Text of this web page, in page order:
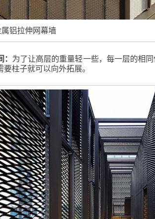
铝拉伸网幕墙
为了让高层的重量轻一些，每一层的相
柱子就可以向外拓展。